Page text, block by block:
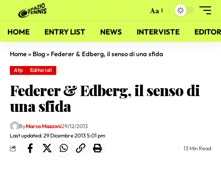
Aa
HOME ENTRY LIST NEWS INTERVISTE
Home» Blog» Federer & Edberg, il senso di una sfida
Atp Editoriali
Federer & Edberg, il senso di
una sfida
Last updated: 29 Dicembre 2013 5:01 pm
ByMarco Mazzoni29/12/2013
13 Min Read